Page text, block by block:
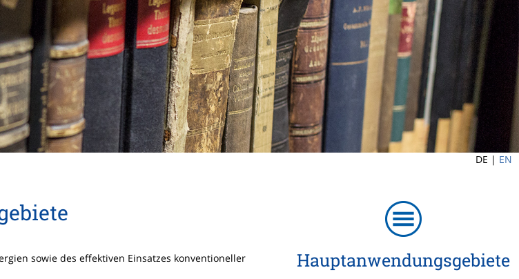
DE | EN
sowie des effektiven Einsatzes konventioneller
Hauptanwendungsgebiete